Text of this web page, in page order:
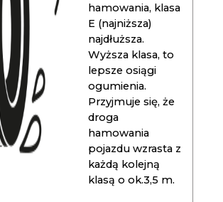
hamowania, klasa
E (najniższa)
najdłuższa.
Wyższa klasa, to
lepsze osiągi
ogumienia.
Przyjmuje się, że
droga
hamowania
pojazdu wzrasta z
każdą kolejną
klasą o ok.3,5 m.